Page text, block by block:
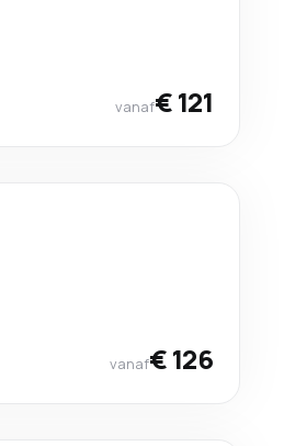
vanaf€ 121
vanaf€ 126